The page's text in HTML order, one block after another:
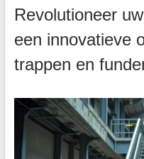
Revolutioneer
een innovatieve
trappen en